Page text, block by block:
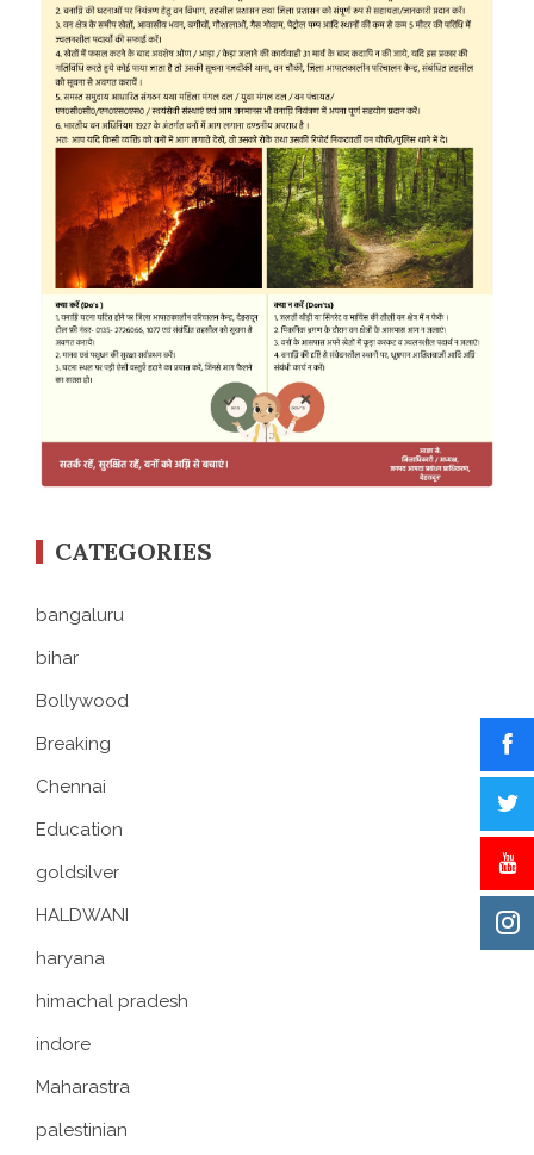
CATEGORIES
bangaluru
bihar
Bollywood
Breaking
Chennai
Education
goldsilver
HALDWANI
haryana
himachal pradesh
indore
Maharastra
palestinian